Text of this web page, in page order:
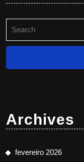
for:
Archives
fevereiro 2026